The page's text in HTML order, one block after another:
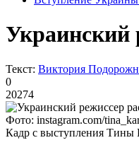
Украинский
Текст: Виктория
0
20274
Фото: instagram.com/
Кадр с выступления Тины